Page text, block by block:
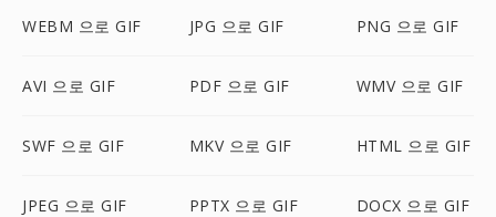
WEBM 으로 GIF JPG 으로 GIF PNG 으로 GIF
AVI 으로 GIF PDF 으로 GIF WMV 으로 GIF
SWF 으로 GIF MKV 으로 GIF HTML 으로 GIF
JPEG 으로 GIF PPTX 으로 GIF DOCX 으로 GIF